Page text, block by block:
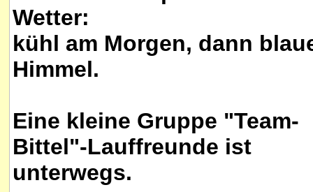
Wetter:
kühl am Morgen, dann
Himmel.
Eine kleine Gruppe "Team-
Bittel"-Lauffreunde ist
unterwegs.